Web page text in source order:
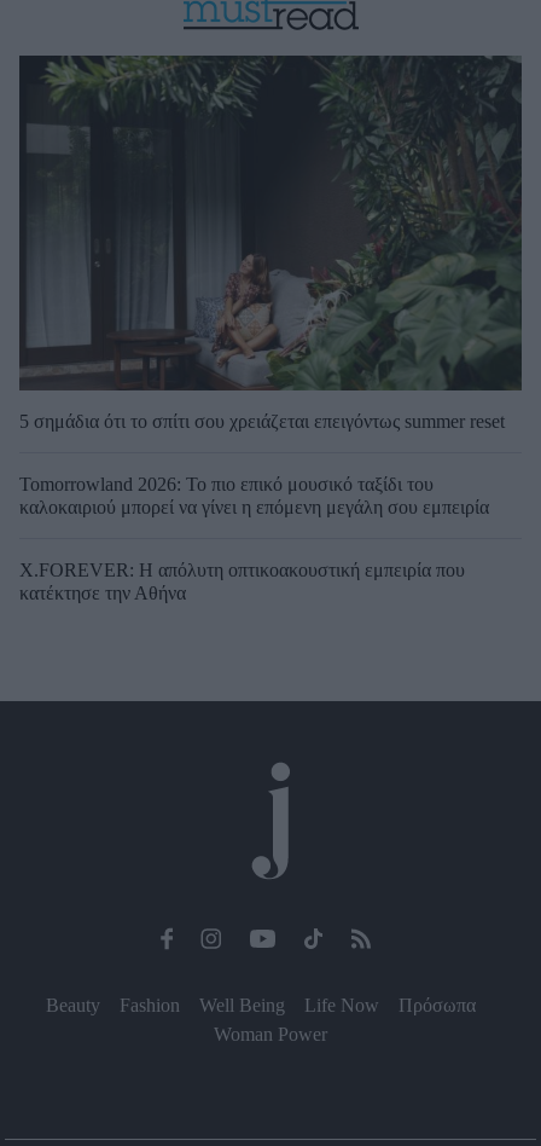
5 σημάδια ότι το σπίτι σου χρειάζεται επειγόντως summer reset
Tomorrowland 2026: Το πιο επικό μουσικό ταξίδι του
καλοκαιριού μπορεί να γίνει η επόμενη μεγάλη σου εμπειρία
X.FOREVER: Η απόλυτη οπτικοακουστική εμπειρία που
κατέκτησε την Αθήνα
Beauty Fashion Well Being Life Now
Πρόσωπα
Woman Power